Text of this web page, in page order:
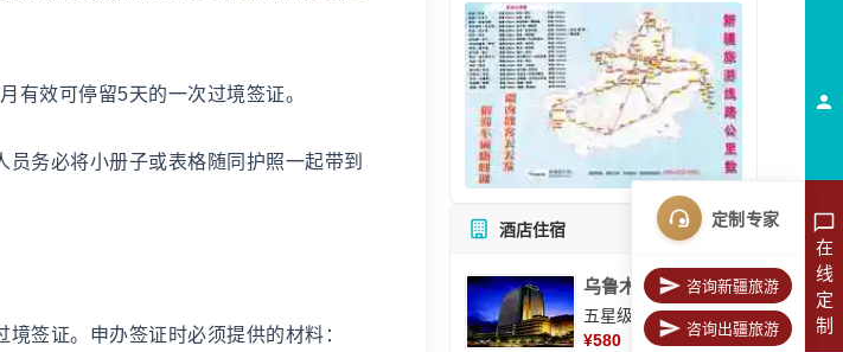
有效可停留5天的一次过境签证。
务必将小册子或表格随同护照一起带到
签证。申办签证时必须提供的材料：
酒店住宿 所有酒店
乌鲁木齐美丽华大酒
五星级酒店
¥580
在
线
定
制
定制专家
咨询新疆旅游
咨询出疆旅游